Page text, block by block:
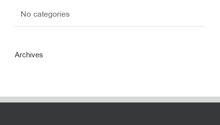
No categories
Archives